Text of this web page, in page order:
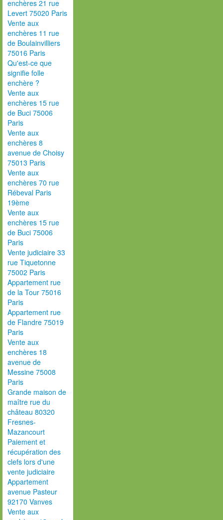
enchères 21 rue
Levert 75020 Paris
Vente aux
enchères 11 rue
de Boulainvilliers
75016 Paris
Qu'est-ce que
signifie folle
enchère ?
Vente aux
enchères 15 rue
de Buci 75006
Paris
Vente aux
enchères 8
avenue de Choisy
75013 Paris
Vente aux
enchères 70 rue
Rébeval Paris
19ème
Vente aux
enchères 15 rue
de Buci 75006
Paris
Vente judiciaire 33
rue Tiquetonne
75002 Paris
Appartement rue
de la Tour 75016
Paris
Appartement rue
de Flandre 75019
Paris
Vente aux
enchères 18
avenue de
Messine 75008
Paris
Grande maison de
maître rue du
château 80320
Fresnes-
Mazancourt
Paiement et
récupération des
clefs lors d'une
vente judiciaire
Appartement
avenue Pasteur
92170 Vanves
Vente aux